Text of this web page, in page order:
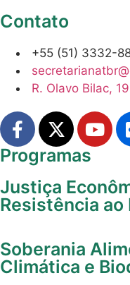
Contato
+55 (51) 3332-
R. Olavo Bilac,
Programas
Justiça
Resistência
Soberania
Climática e